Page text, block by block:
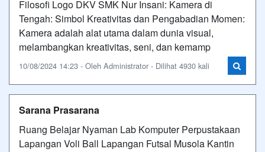
Filosofi Logo DKV SMK Nur Insani: Kamera di
Tengah: Simbol Kreativitas dan Pengabadian Momen:
Kamera adalah alat utama dalam dunia visual,
melambangkan kreativitas, seni, dan kemamp
10/08/2024 14:23 - Oleh Administrator - Dilihat 4930 kali
Sarana Prasarana
Ruang Belajar Nyaman Lab Komputer Perpustakaan
Lapangan Voli Ball Lapangan Futsal Musola Kantin